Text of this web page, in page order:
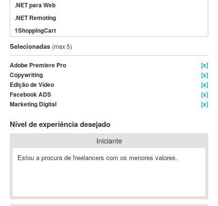
.NET para Web
.NET Remoting
1ShoppingCart
3DS Max
3GSM
4D Dimension
802.11
A&P
A-GPS
A2Billing
AAUS Scientific Diver
ABAP
ABIS
Selecionadas (max 5)
Adobe Premiere Pro
[x]
Copywriting
[x]
Edição de Vídeo
[x]
Facebook ADS
[x]
Marketing Digital
[x]
Nível de experiência desejado
Iniciante
Estou a procura de freelancers com os menores valores.